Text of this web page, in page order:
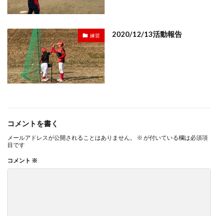
練習 2020/12/13活動報告
コメントを書く
メールアドレスが公開されることはありません。 ※ が付いている欄は必須項
目です
コメント ※